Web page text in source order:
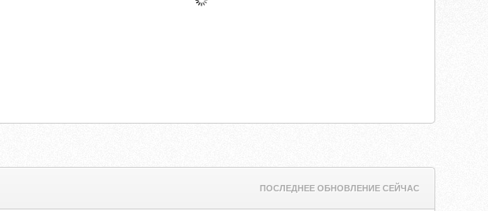
ПОСЛЕДНЕЕ ОБНОВЛЕНИЕ СЕЙЧАС